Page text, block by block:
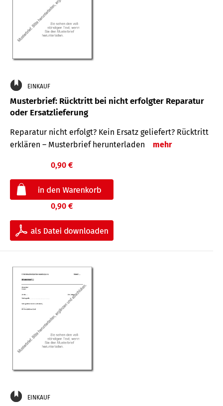
EINKAUF
Musterbrief: Rücktritt bei nicht erfolgter Reparatur
oder Ersatzlieferung
Reparatur nicht erfolgt? Kein Ersatz geliefert? Rücktritt
erklären – Musterbrief herunterladen
mehr
0,90 €
0,90 €
EINKAUF